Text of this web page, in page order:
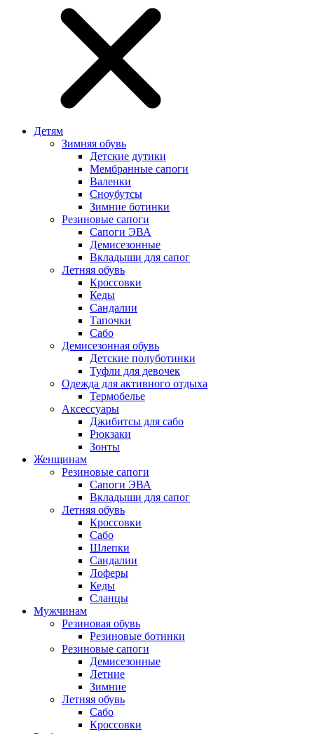
Детям
Зимняя обувь
Детские дутики
Мембранные сапоги
Валенки
Сноубутсы
Зимние ботинки
Резиновые сапоги
Сапоги ЭВА
Демисезонные
Вкладыши для сапог
Летняя обувь
Кроссовки
Кеды
Сандалии
Тапочки
Сабо
Демисезонная обувь
Детские полуботинки
Туфли для девочек
Одежда для активного отдыха
Термобелье
Аксессуары
Джибитсы для сабо
Рюкзаки
Зонты
Женщинам
Резиновые сапоги
Cапоги ЭВА
Вкладыши для сапог
Летняя обувь
Кроссовки
Сабо
Шлепки
Сандалии
Лоферы
Кеды
Сланцы
Мужчинам
Резиновая обувь
Резиновые ботинки
Резиновые сапоги
Демисезонные
Летние
Зимние
Летняя обувь
Сабо
Кроссовки